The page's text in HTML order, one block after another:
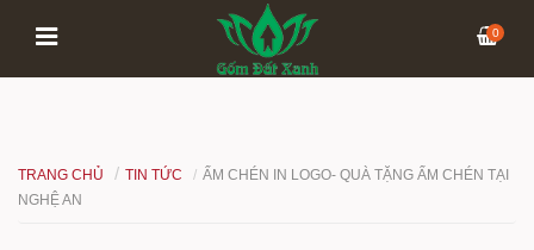
0
TRANG CHỦ TIN TỨC
ẤM CHÉN IN LOGO- QUÀ TẶNG ẤM CHÉN TẠI
NGHỆ AN